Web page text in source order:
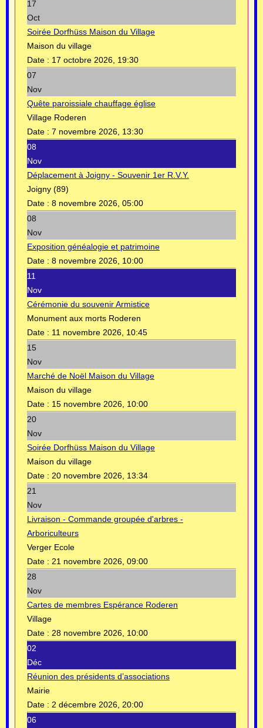
17
Oct
Soirée Dorfhüss Maison du Village
Maison du village
Date : 17 octobre 2026, 19:30
07
Nov
Quête paroissiale chauffage église
Village Roderen
Date : 7 novembre 2026, 13:30
08
Nov
Déplacement à Joigny - Souvenir 1er R.V.Y.
Joigny (89)
Date : 8 novembre 2026, 05:00
08
Nov
Exposition généalogie et patrimoine
Date : 8 novembre 2026, 10:00
11
Nov
Cérémonie du souvenir Armistice
Monument aux morts Roderen
Date : 11 novembre 2026, 10:45
15
Nov
Marché de Noël Maison du Village
Maison du village
Date : 15 novembre 2026, 10:00
20
Nov
Soirée Dorfhüss Maison du Village
Maison du village
Date : 20 novembre 2026, 13:34
21
Nov
Livraison - Commande groupée d'arbres -
Arboriculteurs
Verger Ecole
Date : 21 novembre 2026, 09:00
28
Nov
Cartes de membres Espérance Roderen
Village
Date : 28 novembre 2026, 10:00
02
Déc
Réunion des présidents d’associations
Mairie
Date : 2 décembre 2026, 20:00
06